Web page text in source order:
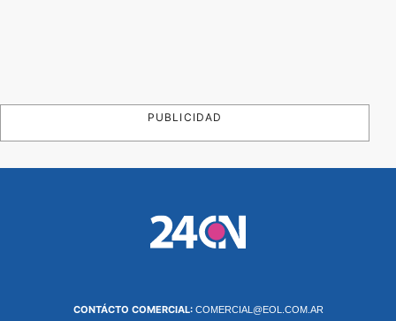
PUBLICIDAD
CONTÁCTO COMERCIAL: COMERCIAL@EOL.COM.AR